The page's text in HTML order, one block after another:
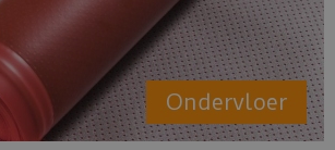
Ondervloer